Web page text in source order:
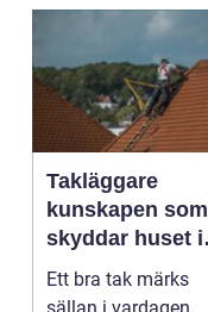
Takläggare
kunskapen som
skyddar huset i
längden
Ett bra tak märks